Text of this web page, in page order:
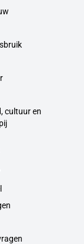
cultuur en